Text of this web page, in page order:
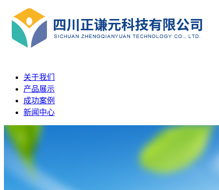
关于我们
产品展示
成功案例
新闻中心